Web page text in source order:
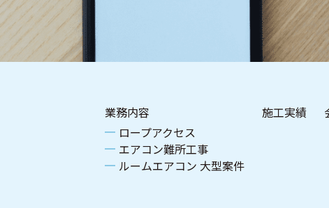
業務内容
ロープアクセス
エアコン難所工事
ルームエアコン 大型案件
施工実績